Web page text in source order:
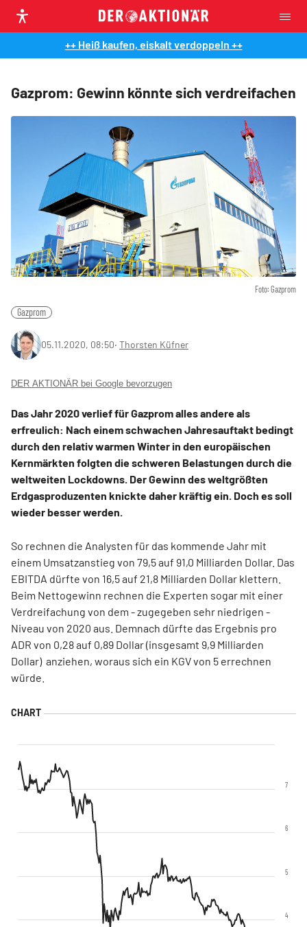
++ Heiß kaufen, eiskalt verdoppeln ++
Gazprom: Gewinn könnte sich verdreifachen
Foto: Gazprom
Gazprom
05.11.2020, 08:50‧ Thorsten Küfner
DER AKTIONÄR bei Google bevorzugen
Das Jahr 2020 verlief für Gazprom alles andere als
erfreulich: Nach einem schwachen Jahresauftakt bedingt
durch den relativ warmen Winter in den europäischen
Kernmärkten folgten die schweren Belastungen durch die
weltweiten Lockdowns. Der Gewinn des weltgrößten
Erdgasproduzenten knickte daher kräftig ein. Doch es soll
wieder besser werden.
So rechnen die Analysten für das kommende Jahr mit
einem Umsatzanstieg von 79,5 auf 91,0 Milliarden Dollar. Das
EBITDA dürfte von 16,5 auf 21,8 Milliarden Dollar klettern.
Beim Nettogewinn rechnen die Experten sogar mit einer
Verdreifachung von dem - zugegeben sehr niedrigen -
Niveau von 2020 aus. Demnach dürfte das Ergebnis pro
ADR von 0,28 auf 0,89 Dollar (insgesamt 9,9 Milliarden
Dollar) anziehen, woraus sich ein KGV von 5 errechnen
würde.
4
5
6
7